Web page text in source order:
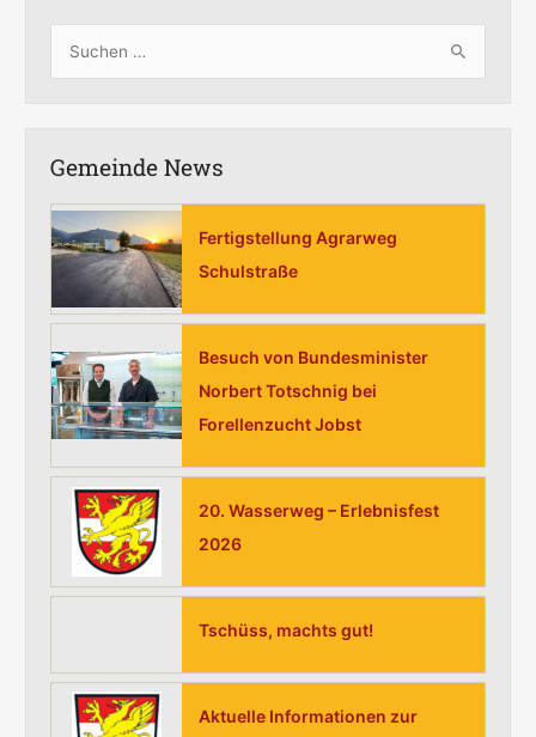
n
n
c
:
Gemeinde News
Fertigstellung Agrarweg
Schulstraße
Besuch von Bundesminister
Norbert Totschnig bei
Forellenzucht Jobst
20. Wasserweg – Erlebnisfest
2026
Tschüss, machts gut!
Aktuelle Informationen zur